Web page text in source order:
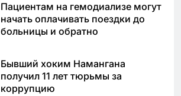
Пациентам на гемодиализе могут
начать оплачивать поездки до
больницы и обратно
Бывший хоким Намангана
получил 11 лет тюрьмы за
коррупцию